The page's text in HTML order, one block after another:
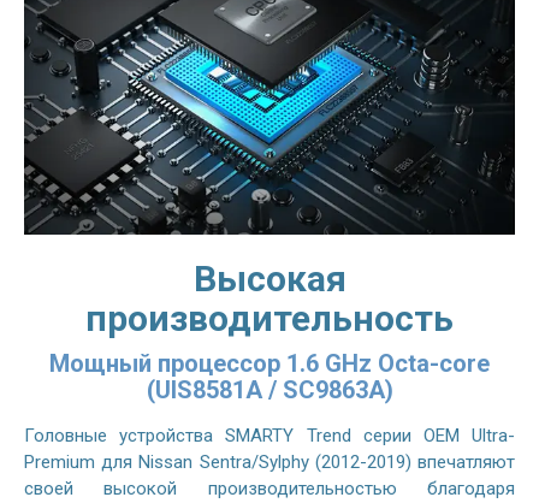
Высокая
производительность
Мощный процессор 1.6 GHz Octa-core
(UIS8581A / SC9863A)
Головные устройства SMARTY Trend серии OEM Ultra-
Premium для Nissan Sentra/Sylphy (2012-2019) впечатляют
своей высокой производительностью благодаря